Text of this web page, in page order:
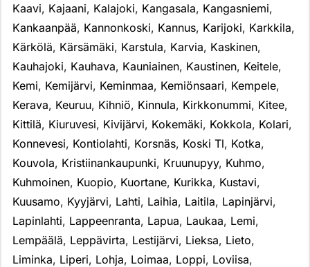
Kaavi, Kajaani, Kalajoki, Kangasala, Kangasniemi,
Kankaanpää, Kannonkoski, Kannus, Karijoki, Karkkila,
Kärkölä, Kärsämäki, Karstula, Karvia, Kaskinen,
Kauhajoki, Kauhava, Kauniainen, Kaustinen, Keitele,
Kemi, Kemijärvi, Keminmaa, Kemiönsaari, Kempele,
Kerava, Keuruu, Kihniö, Kinnula, Kirkkonummi, Kitee,
Kittilä, Kiuruvesi, Kivijärvi, Kokemäki, Kokkola, Kolari,
Konnevesi, Kontiolahti, Korsnäs, Koski Tl, Kotka,
Kouvola, Kristiinankaupunki, Kruunupyy, Kuhmo,
Kuhmoinen, Kuopio, Kuortane, Kurikka, Kustavi,
Kuusamo, Kyyjärvi, Lahti, Laihia, Laitila, Lapinjärvi,
Lapinlahti, Lappeenranta, Lapua, Laukaa, Lemi,
Lempäälä, Leppävirta, Lestijärvi, Lieksa, Lieto,
Liminka, Liperi, Lohja, Loimaa, Loppi, Loviisa,